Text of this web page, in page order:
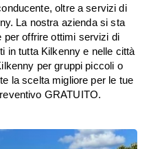
oltre a servizi di
La nostra azienda si sta
per offrire ottimi servizi di
in tutta Kilkenny e nelle città
per gruppi piccoli o
la scelta migliore per le tue
GRATUITO.